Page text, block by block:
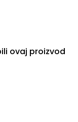
ovaj proizvod